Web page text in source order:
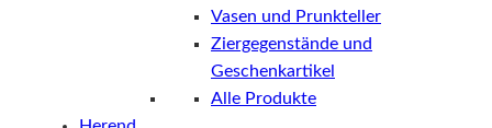
Vasen und Prunkteller
Ziergegenstände und
Geschenkartikel
Alle Produkte